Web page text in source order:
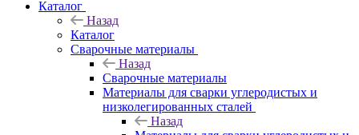
Каталог
Назад
Каталог
Сварочные материалы
Назад
Сварочные материалы
Материалы для сварки углеродистых и
низколегированных сталей
Назад